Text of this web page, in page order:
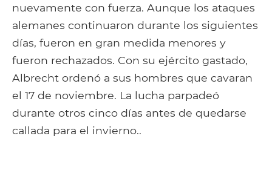
nuevamente con fuerza. Aunque los ataques
alemanes continuaron durante los siguientes
días, fueron en gran medida menores y
fueron rechazados. Con su ejército gastado,
Albrecht ordenó a sus hombres que cavaran
el 17 de noviembre. La lucha parpadeó
durante otros cinco días antes de quedarse
callada para el invierno..